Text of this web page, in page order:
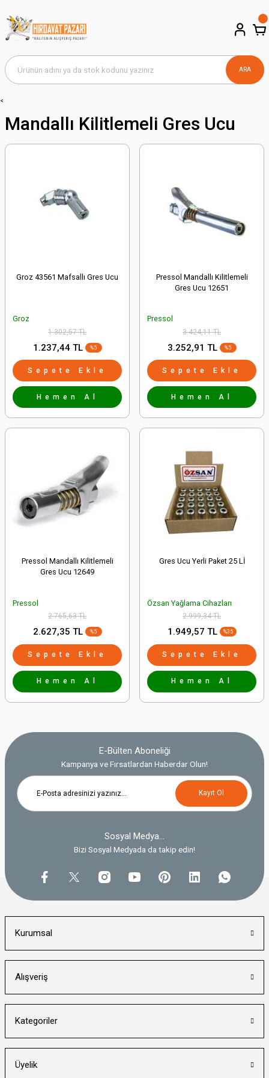
ARA
<
Mandallı Kilitlemeli Gres Ucu
Groz 43561 Mafsallı Gres Ucu
Groz
1.302,57 TL
1.237,44 TL %5
Sepete Ekle
Hemen Al
Pressol Mandallı Kilitlemeli
Gres Ucu 12651
Pressol
3.424,11 TL
3.252,91 TL %5
Sepete Ekle
Hemen Al
Pressol Mandallı Kilitlemeli
Gres Ucu 12649
Pressol
2.765,63 TL
2.627,35 TL %5
Sepete Ekle
Hemen Al
Gres Ucu Yerli Paket 25 Lİ
Özsan Yağlama Cihazları
2.999,34 TL
1.949,57 TL %35
Sepete Ekle
Hemen Al
E-Bülten Aboneliği
Kampanya ve Fırsatlardan Haberdar Olun!
Kayıt Ol
Sosyal Medya...
Bizi Sosyal Medyada da takip edin!
Kurumsal
Alışveriş
Kategoriler
Üyelik